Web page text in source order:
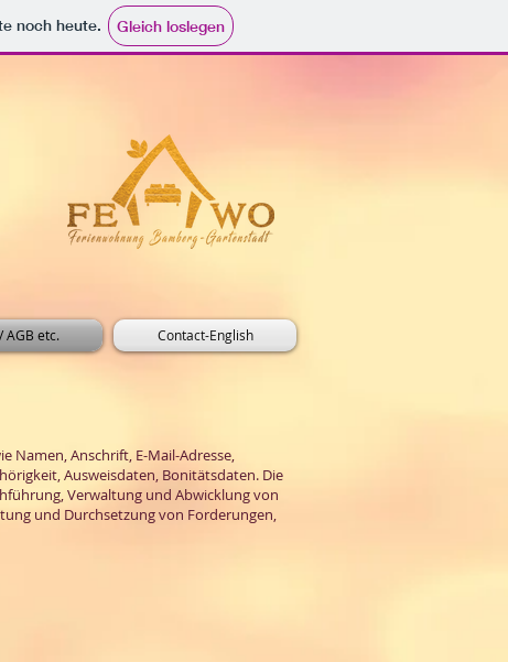
noch heute. Gleich loslegen
AGB etc. Contact-English
Namen, Anschrift, E-Mail-Adresse,
Ausweisdaten, Bonitätsdaten. Die
Verwaltung und Abwicklung von
und Durchsetzung von Forderungen,